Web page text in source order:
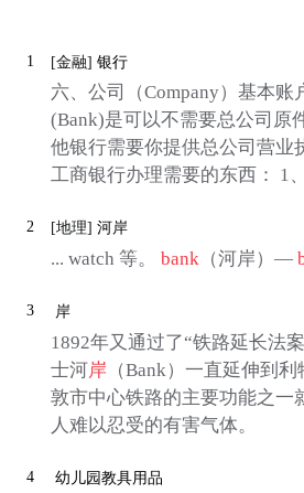
1 [金融] 银行
六、公司（Company）基本账
(Bank)是可以不需要总公司原
他银行需要你提供总公司营业
工商银行办理需要的东西： 1
2 [地理] 河岸
... watch 等。 bank（河岸）—
3 岸
1892年又通过了“铁路延长法
士河岸 （Bank）一直延伸到
敦市中心铁路的主要功能之一
人难以忍受的有害气体。
4 幼儿园教具用品